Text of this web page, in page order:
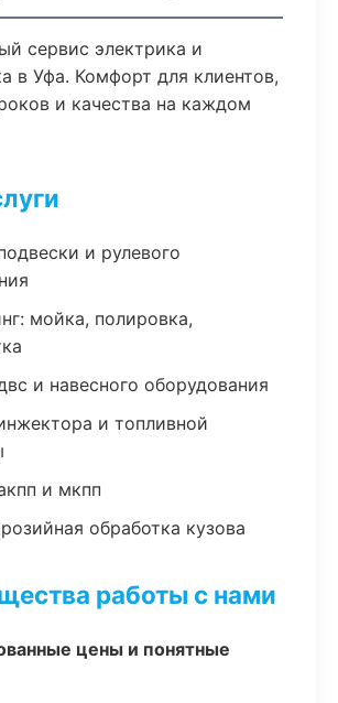
сервис электрика и
в Уфа. Комфорт для клиентов,
и качества на каждом
и рулевого
мойка, полировка,
и навесного оборудования
и топливной
и мкпп
обработка кузова
работы с нами
цены и понятные